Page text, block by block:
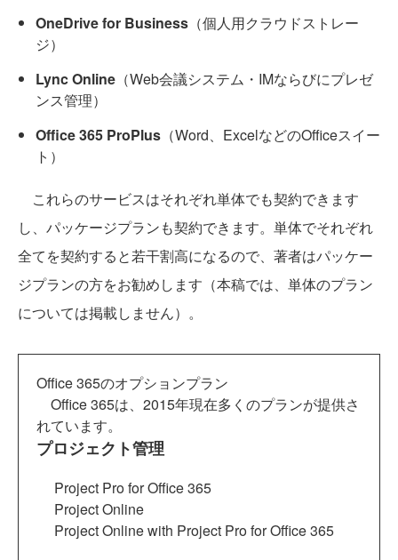
OneDrive for Business （個人用クラウドストレー
ジ）
Lync Online （Web会議システム・IMならびにプレゼ
ンス管理）
Office 365 ProPlus （Word、ExcelなどのOfficeスイー
ト）
これらのサービスはそれぞれ単体でも契約できます
し、パッケージプランも契約できます。単体でそれぞれ
全てを契約すると若干割高になるので、著者はパッケー
ジプランの方をお勧めします（本稿では、単体のプラン
については掲載しません）。
Office 365のオプションプラン
Office 365は、2015年現在多くのプランが提供さ
れています。
プロジェクト管理
Project Pro for Office 365
Project Online
Project Online with Project Pro for Office 365